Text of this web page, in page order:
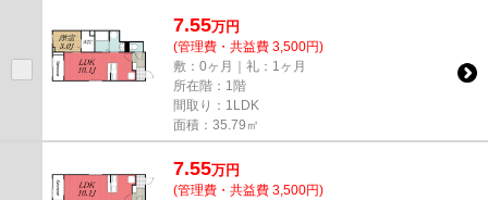
7.55万円
(管理費・共益費 3,500円)
敷：0ヶ月｜礼：1ヶ月
所在階：1階
間取り：1LDK
面積：35.79㎡
7.55万円
(管理費・共益費 3,500円)